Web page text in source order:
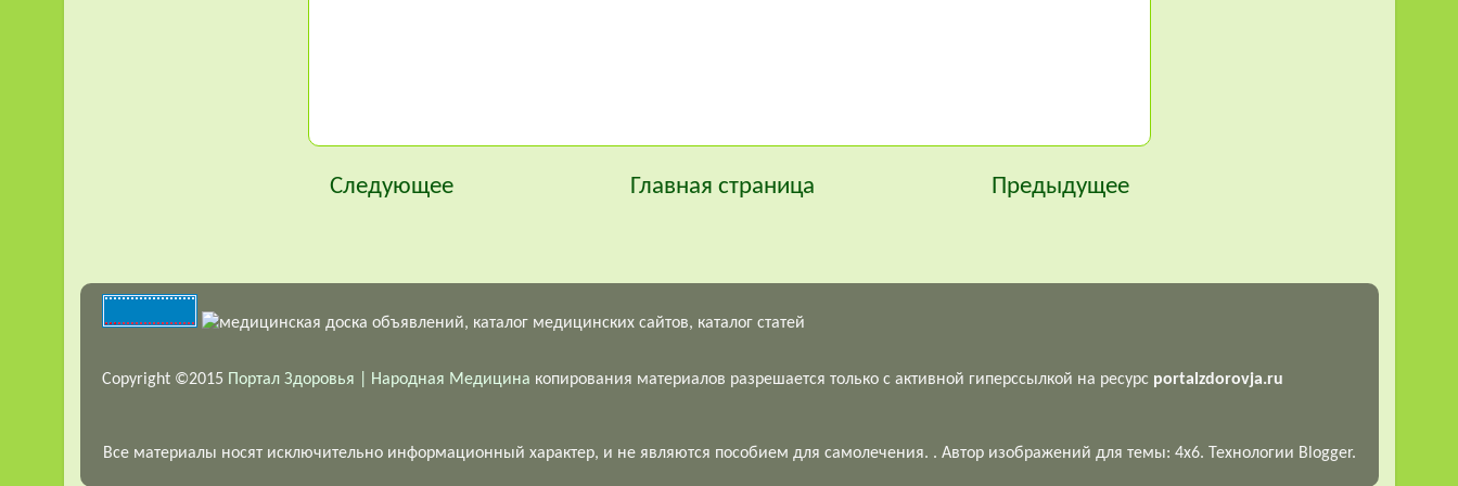
Следующее Предыдущее
Главная страница
Copyright ©2015 Портал Здоровья | Народная Медицина копирования материалов разрешается только с активной гиперссылкой на ресурс portalzdorovja.ru
Все материалы носят исключительно информационный характер, и не являются пособием для самолечения. . Автор изображений для темы: 4x6. Технологии Blogger.